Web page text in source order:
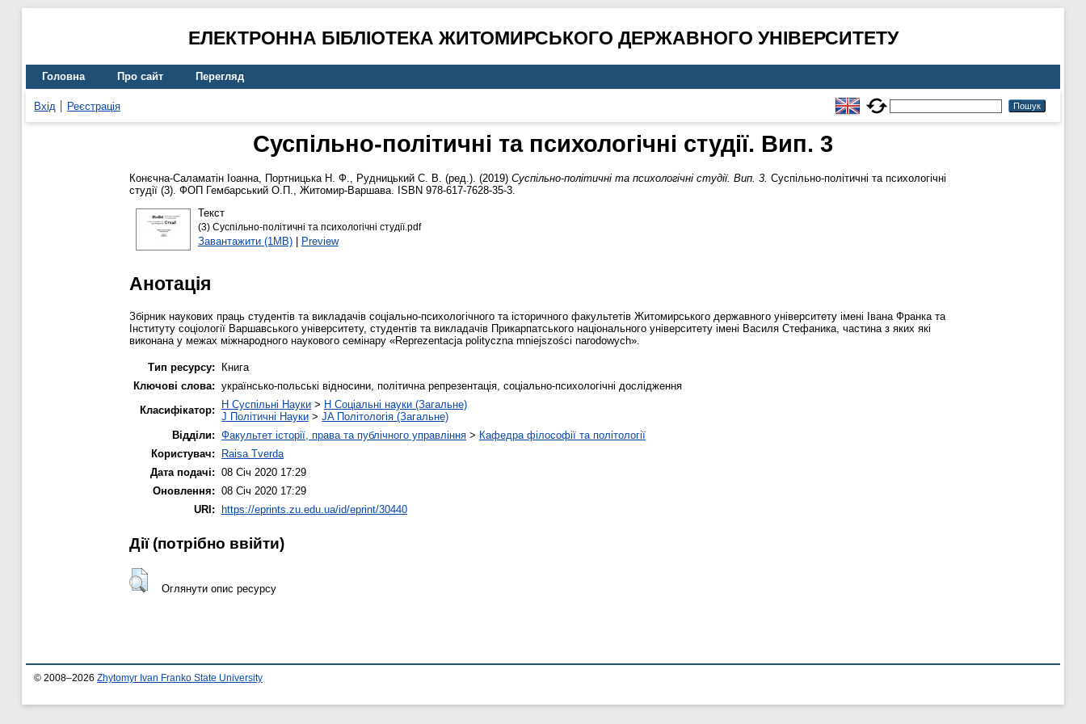
ЕЛЕКТРОННА БІБЛІОТЕКА ЖИТОМИРСЬКОГО ДЕРЖАВНОГО УНІВЕРСИТЕТУ
Головна Про сайт Перегляд
Вхід Реєстрація
Суспільно-політичні та психологічні студії. Вип. 3
Конєчна-Саламатін Іоанна, Портницька Н. Ф., Рудницький С. В. (ред.). (2019) Суспільно-політичні та психологічні студії. Вип. 3. Суспільно-політичні та психологічні
студії (3). ФОП Гембарський О.П., Житомир-Варшава. ISBN 978-617-7628-35-3.
Текст
(3) Суспільно-політичні та психологічні студії.pdf
Завантажити (1MB)| Preview
Анотація
Збірник наукових праць студентів та викладачів соціально-психологічного та історичного факультетів Житомирського державного університету імені Івана Франка та
Інституту соціології Варшавського університету, студентів та викладачів Прикарпатського національного університету імені Василя Стефаника, частина з яких які
виконана у межах міжнародного наукового семінару «Reprezentacja polityczna mniejszości narodowych».
Тип ресурсу:
Книга
Ключові слова: українсько-польські відносини, політична репрезентація, соціально-психологічні дослідження
Класифікатор:
H Суспільні Науки > H Соціальні науки (Загальне)
J Політичні Науки > JA Політологія (Загальне)
Відділи: Факультет історії, права та публічного управління > Кафедра філософії та політології
Користувач:
Raisa Tverda
Дата подачі: 08 Січ 2020 17:29
Оновлення: 08 Січ 2020 17:29
URI: https://eprints.zu.edu.ua/id/eprint/30440
Дії ​​(потрібно ввійти)
Оглянути опис ресурсу
© 2008–2026 Zhytomyr Ivan Franko State University